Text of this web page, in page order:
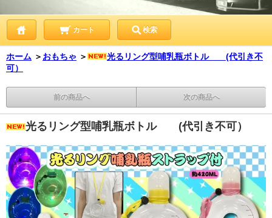
カート 検索
ホーム ＞ おもちゃ ＞
光るリング型哺乳瓶ボトル (代引き不
可）
前の商品へ 次の商品へ
光るリング型哺乳瓶ボトル (代引き不可）